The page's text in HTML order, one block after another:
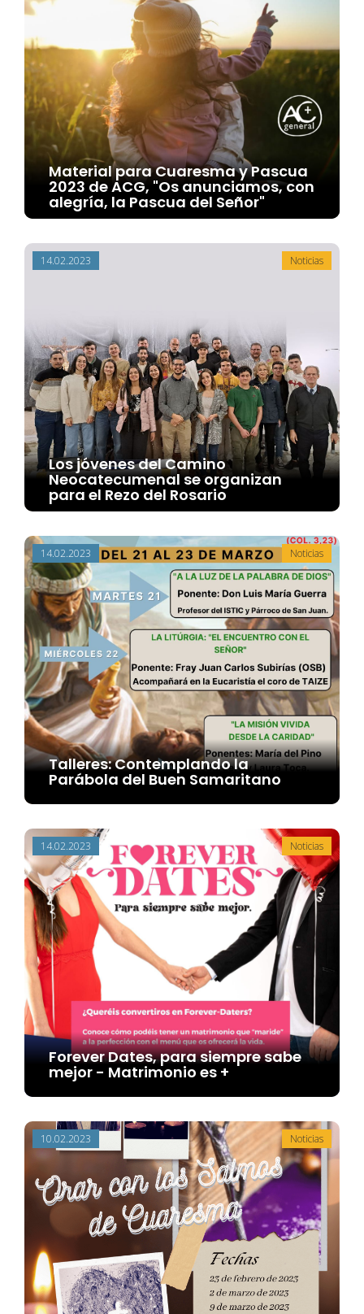
Material para Cuaresma y Pascua
2023 de ACG, "Os anunciamos, con
alegría, la Pascua del Señor"
14.02.2023 Noticias
Los jóvenes del Camino
Neocatecumenal se organizan
para el Rezo del Rosario
14.02.2023 Noticias
Talleres: Contemplando la
Parábola del Buen Samaritano
14.02.2023 Noticias
Forever Dates, para siempre sabe
mejor - Matrimonio es +
10.02.2023 Noticias